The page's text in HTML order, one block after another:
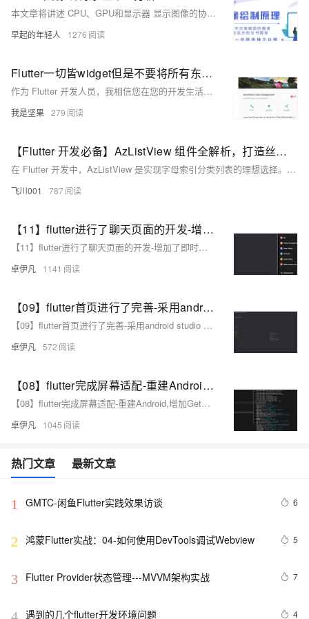
本文章将讲述 CPU、GPU和显示器 显示图像的协作原理、Vsync 机制、Flutter Vsync 流程
早起的年轻人 1276
Flutter一切皆widget但是不要将所有东西放入一个widget
作为 Flutter 开发人员，我相信您在您的开发生活中至少听说过这句流行的句子：“**一切都是widget”。这是 Flutter 的口头禅，它揭示了这个非常好的 SDK 的内在力量！ 当我们在widgets目录中，我们可以看到很多小部件，如Padding，Align，SizedBox，等。我们通过组合它们来创建其他小部件，我发现这种方法可扩展、强大且易于理解。
我是坚果 279
【Flutter 开发必备】AzListView 组件全解析，打造丝滑索引列表！
在 Flutter 开发中，AzListView 是实现字母索引分类列表的理想选择。它支持 A-Z 快速跳转、悬浮分组标题、自定义 UI 和高效性能，适用于通讯录、城市选择等场景。本文将详细解析 AzListView 的核心参数和实战示例，助你轻松实现流畅的索引列表。
飞川001 787
【11】flutter进行了聊天页面的开发-增加了即时通讯聊天的整体页面和组件-切换-朋友-陌生人-vip开通详细页面-即时通讯sdk准备-直播sdk准备-即时通讯有无UI集成的区别介绍-开发完整的社交APP-前端客户端开发+数据联调|以优雅草商业项目为例做开发-flutter开发-全流程-商业应用级实战开发-优雅草Alex
【11】flutter进行了聊天页面的开发-增加了即时通讯聊天的整体页面和组件-切换-朋友-陌生人-vip开通详细页面-即时通讯sdk准备-直播sdk准备-即时通讯有无UI集成的区别介绍-开发完整的社交APP-前端客户端开发+数据联调|以优雅草商业项目为例做开发-flutter开发-全流程-商业应用级实战开发-优雅草Alex
卓伊凡 1141
【09】flutter首页进行了完善-采用android studio 进行真机调试开发-增加了直播间列表和短视频人物列表-增加了用户中心-卓伊凡换人优雅草Alex-开发完整的社交APP-前端客户端开发+数据联调|以优雅草商业项目为例做开发-flutter开发-全流程-商业应用级实战开发-优雅草Alex
【09】flutter首页进行了完善-采用android studio 进行真机调试开发-增加了直播间列表和短视频人物列表-增加了用户中心-卓伊凡换人优雅草Alex-开发完整的社交APP-前端客户端开发+数据联调|以优雅草商业项目为例做开发-flutter开发-全流程-商业应用级实战开发-优雅草Alex
卓伊凡 572
【08】flutter完成屏幕适配-重建Android,增加GetX路由,屏幕适配,基础导航栏-多版本SDK以及gradle造成的关于fvm的使用（flutter version manage）-卓伊凡换人优雅草Alex-开发完整的社交APP-前端客户端开发+数据联调|以优雅草商业项目为例做开发-flutter开发-全流程-商业应用级实战开发-优雅草Alex
【08】flutter完成屏幕适配-重建Android,增加GetX路由,屏幕适配,基础导航栏-多版本SDK以及gradle造成的关于fvm的使用（flutter version manage）-卓伊凡换人优雅草Alex-开发完整的社交APP-前端客户端开发+数据联调|以优雅草商业项目为例做开发-flutter开发-全流程-商业应用级实战开发-优雅草Alex
卓伊凡 1045
热门文章 最新文章
1 GMTC-闲鱼Flutter实践效果访谈 6
2 鸿蒙Flutter实战：04-如何使用DevTools调试Webview 5
3 Flutter Provider状态管理---MVVM架构实战 7
遇到的几个flutter开发环境问题 4